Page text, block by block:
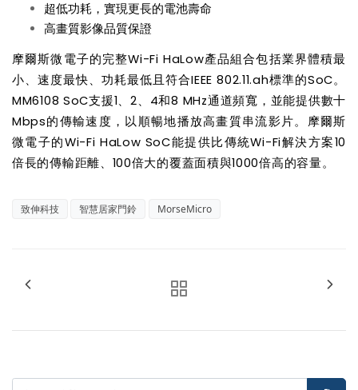
超低功耗，實現更長的電池壽命
高畫質影像品質保證
摩爾斯微電子的完整Wi-Fi HaLow產品組合包括業界體積最
小、速度最快、功耗最低且符合IEEE 802.11.ah標準的SoC。
MM6108 SoC支援1、2、 4和8 MHz通道頻寬，並能提供數十
Mbps的傳輸速度，以順暢地播放高畫質串流影片。摩爾斯
微電子的Wi-Fi HaLow SoC能提供比傳統Wi-Fi解決方案10
倍長的傳輸距離、 100倍大的覆蓋面積與1000倍高的容量。
致伸科技 智慧居家門鈴 MorseMicro